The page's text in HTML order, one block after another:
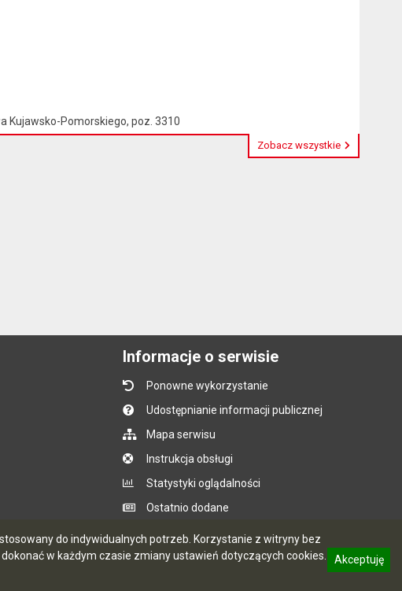
do indywidualnych potrzeb. Korzystanie z witryny bez
w każdym czasie zmiany ustawień dotyczących cookies.
Akceptuję
Kujawsko-Pomorskiego, poz. 3310
Zobacz wszystkie
Informacje o serwisie
Ponowne wykorzystanie
Udostępnianie informacji publicznej
Mapa serwisu
Instrukcja obsługi
Statystyki oglądalności
Ostatnio dodane
Ostatnia aktualizacja BIP: 06.08.2026 14:50